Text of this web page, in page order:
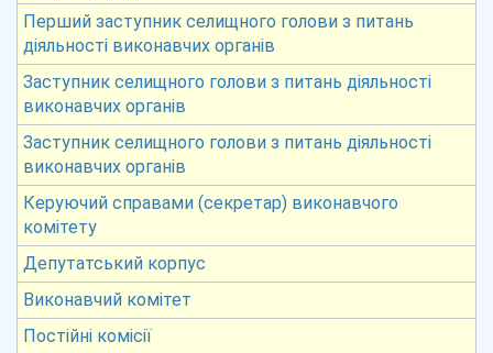
Перший заступник селищного голови з питань
діяльності виконавчих органів
Заступник селищного голови з питань діяльності
виконавчих органів
Заступник селищного голови з питань діяльності
виконавчих органів
Керуючий справами (секретар) виконавчого
комітету
Депутатський корпус
Виконавчий комітет
Постійні комісії